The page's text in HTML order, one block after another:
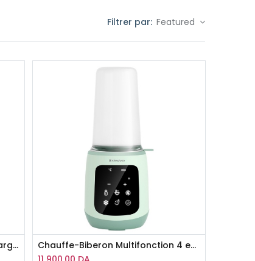
Filtrer par: Featured
Chauffe-Biberon Portable Rechargeable Brent Kikka Boo
Chauffe-Biberon Multifonction 4 en 1 Caldo Kikka Boo